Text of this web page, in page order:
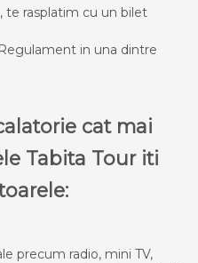
te rasplatim cu un bilet
in una dintre
cat mai
Tabita Tour iti
precum radio, mini TV,